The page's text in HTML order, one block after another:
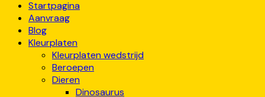
Startpagina
Aanvraag
Blog
Kleurplaten
Kleurplaten wedstrijd
Beroepen
Dieren
Dinosaurus